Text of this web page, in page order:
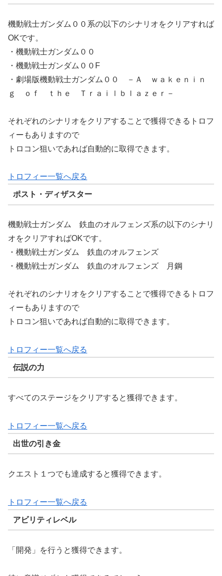
機動戦士ガンダム００系の以下のシナリオをクリアすれば
OKです。
・機動戦士ガンダム００
・機動戦士ガンダム００F
・劇場版機動戦士ガンダム００ －Ａ ｗａｋｅｎｉｎ
ｇ ｏｆ ｔｈｅ Ｔｒａｉｌｂｌａｚｅｒ－
それぞれのシナリオをクリアすることで獲得できるトロフ
ィーもありますので
トロコン狙いであれば自動的に取得できます。
トロフィー一覧へ戻る
ポスト・ディザスター
機動戦士ガンダム 鉄血のオルフェンズ系の以下のシナリ
オをクリアすればOKです。
・機動戦士ガンダム 鉄血のオルフェンズ
・機動戦士ガンダム 鉄血のオルフェンズ 月鋼
それぞれのシナリオをクリアすることで獲得できるトロフ
ィーもありますので
トロコン狙いであれば自動的に取得できます。
トロフィー一覧へ戻る
伝説の力
すべてのステージをクリアすると獲得できます。
トロフィー一覧へ戻る
出世の引き金
クエスト１つでも達成すると獲得できます。
トロフィー一覧へ戻る
アビリティレベル
「開発」を行うと獲得できます。